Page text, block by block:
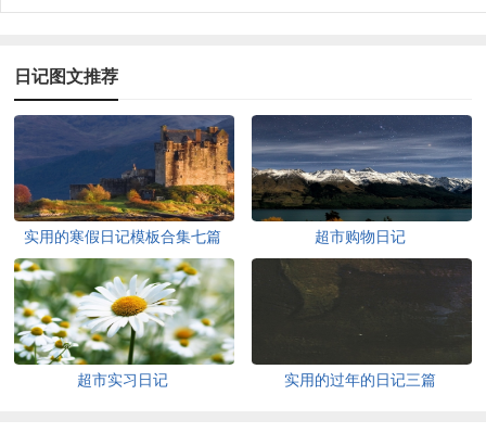
日记图文推荐
实用的寒假日记模板合集七篇 超市购物日记
超市实习日记 实用的过年的日记三篇